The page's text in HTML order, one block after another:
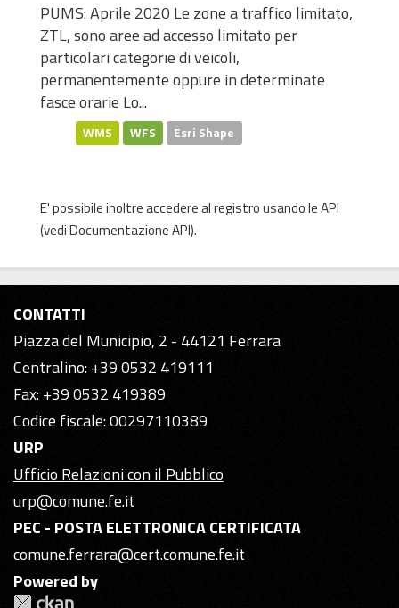
PUMS: Aprile 2020 Le zone a traffico limitato,
ZTL, sono aree ad accesso limitato per
particolari categorie di veicoli,
permanentemente oppure in determinate
fasce orarie Lo...
WMS WFS Esri Shape
E' possibile inoltre accedere al registro usando leAPI
(vediDocumentazione API).
CONTATTI
Piazza del Municipio, 2 - 44121 Ferrara
Centralino: +39 0532 419111
Fax: +39 0532 419389
Codice fiscale: 00297110389
URP
Ufficio Relazioni con il Pubblico
urp@comune.fe.it
PEC - POSTA ELETTRONICA CERTIFICATA
comune.ferrara@cert.comune.fe.it
Powered by